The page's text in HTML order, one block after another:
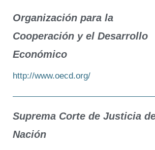
Organización para la
Cooperación y el Desarrollo
Económico
http://www.oecd.org/
Suprema Corte de Justicia
Nación